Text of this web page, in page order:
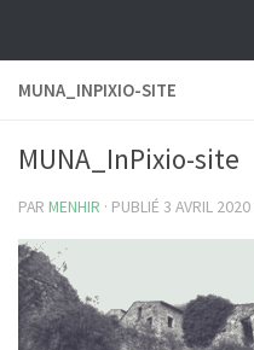
MUNA_INPIXIO-SITE
MUNA_InPixio-site
PAR MENHIR · PUBLIÉ 3 AVRIL 2020